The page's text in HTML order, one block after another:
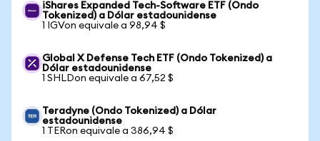
iShares Expanded Tech-Software ETF (Ondo
Tokenized) a Dólar estadounidense
1 IGVon equivale a 98,94 $
Global X Defense Tech ETF (Ondo Tokenized) a
Dólar estadounidense
1 SHLDon equivale a 67,52 $
Teradyne (Ondo Tokenized) a Dólar
estadounidense
1 TERon equivale a 386,94 $